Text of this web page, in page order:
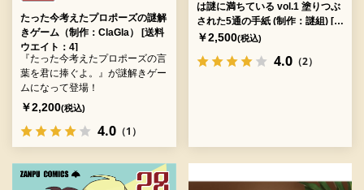
たった今考えたプロポーズの謎解
きゲーム（制作：ClaGla） [送料
ウエイト：4]
『たった今考えたプロポーズの言
葉を君に捧ぐよ。』が謎解きゲー
ムになって登場！
￥2,200(税込)
4.0 （1）
は謎に満ちている vol.1 塗りつぶ
された5通の手紙 (制作：謎組) [送
料ウエイト：2]
￥2,500(税込)
4.0（2）